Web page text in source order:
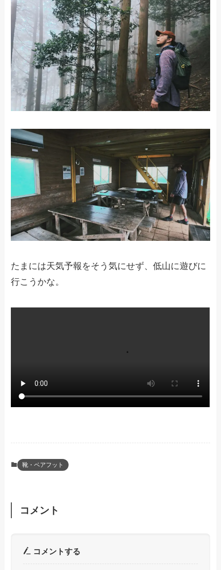
たまには天気予報をそう気にせず、低山に遊びに
行こうかな。
靴・ベアフット
コメント
コメントする